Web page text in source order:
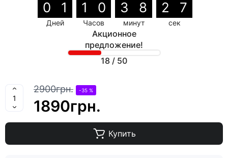
0 1
Дней
1 0
Часов
3 8
минут
2 6
сек
Акционное
предложение!
18 / 50
2900грн. -35 %
1890грн.
Купить